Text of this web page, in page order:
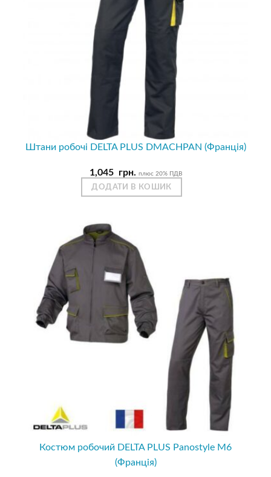
Штани робочі DELTA PLUS DMACHPAN (Франція)
1,045 грн. плюс 20% ПДВ
ДОДАТИ В КОШИК
Костюм робочий DELTA PLUS Panostyle M6
(Франція)